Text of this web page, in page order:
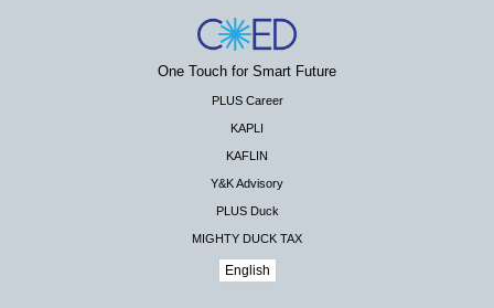
One Touch for Smart Future
PLUS Career
KAPLI
KAFLIN
Y&K Advisory
PLUS Duck
MIGHTY DUCK TAX
English